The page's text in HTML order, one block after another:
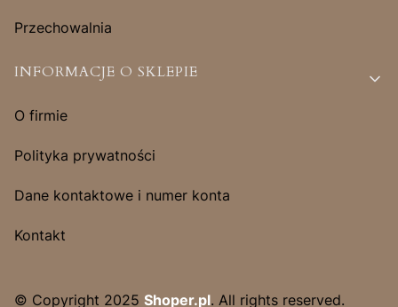
Przechowalnia
INFORMACJE O SKLEPIE
O firmie
Polityka prywatności
Dane kontaktowe i numer konta
Kontakt
© Copyright 2025 Shoper.pl. All rights reserved.